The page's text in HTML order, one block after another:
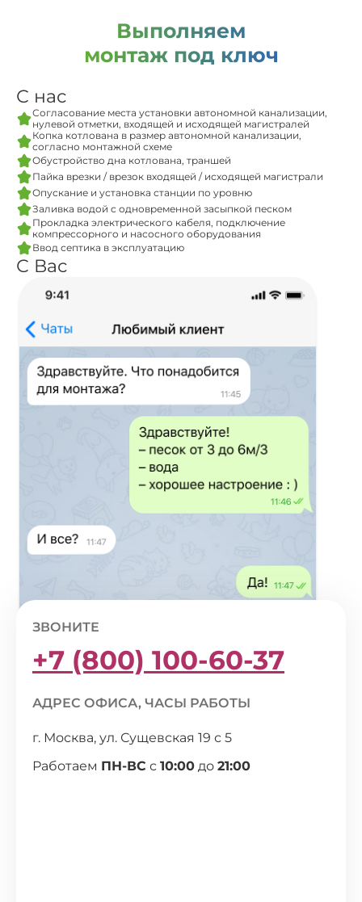
Выполняем
монтаж под ключ
С нас
Согласование места установки автономной канализации,
нулевой отметки, входящей и исходящей магистралей
Копка котлована в размер автономной канализации,
согласно монтажной схеме
Обустройство дна котлована, траншей
Пайка врезки / врезок входящей / исходящей магистрали
Опускание и установка станции по уровню
Заливка водой с одновременной засыпкой песком
Прокладка электрического кабеля, подключение
компрессорного и насосного оборудования
Ввод септика в эксплуатацию
С Вас
ЗВОНИТЕ
+7 (800) 100-60-37
АДРЕС ОФИСА, ЧАСЫ РАБОТЫ
г. Москва, ул. Сущевская 19 с 5
Работаем ПН-ВС с 10:00 до 21:00